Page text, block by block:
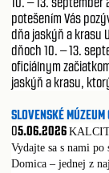
potešením Vás
dňa jaskýň a krasu
dňoch 10. – 13.
oficiálnym
jaskýň a krasu,
SLOVENSKÉ
05.06.2026
Vydajte sa s nami
Domica – jednej z